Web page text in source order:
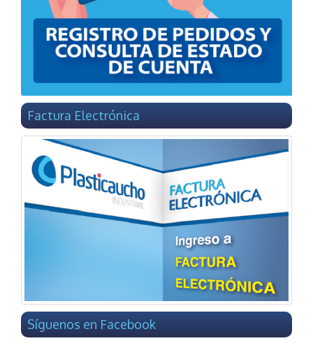
Factura Electrónica
Síguenos en Facebook